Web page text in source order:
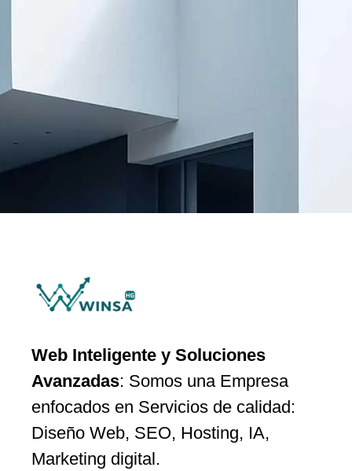
Web Inteligente y Soluciones
Avanzadas: Somos una Empresa
enfocados en Servicios de calidad:
Diseño Web, SEO, Hosting, IA,
Marketing digital.